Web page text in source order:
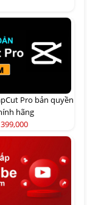
Pro bản quyền
hãng
399,000